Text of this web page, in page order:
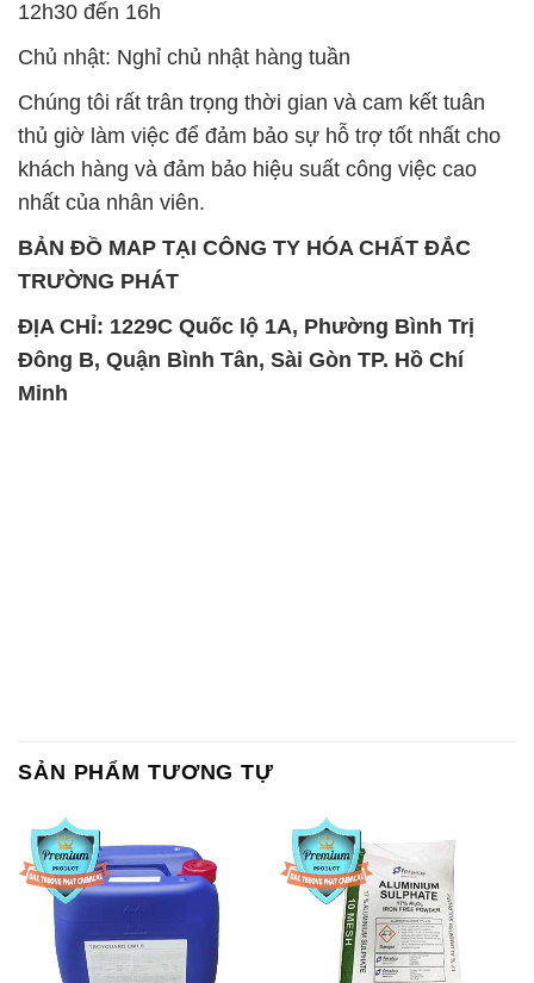
khách hàng và đảm bảo hiệu suất công việc cao
nhất của nhân viên.
BẢN ĐỒ MAP TẠI CÔNG TY HÓA CHẤT ĐẮC
TRƯỜNG PHÁT
ĐỊA CHỈ: 1229C Quốc lộ 1A, Phường Bình Trị
Đông B, Quận Bình Tân, Sài Gòn TP. Hồ Chí
Minh
Chất Bảo Quản CMIT Thái
Lan Thailand
Phèn Nhôm – Al2(SO4)3 17%
Ấn Độ India